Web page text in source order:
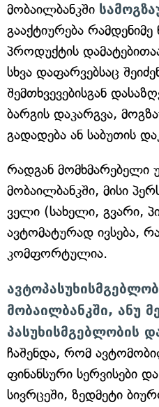
მობაილბანკში
გააქტიურება რამდენიმე
პროდუქტის
სხვა დაფარვებსაც
შემთხვევებისგან
ბარგის დაკარგვა,
გადადება ან საბუთის
რადგან მომხმარებელი
მობაილბანკში, მისი
ველი (სახელი, გვარი,
ავტომატურად ივსება,
კომფორტულია.
მობაილბანკში, ანუ
პასუხისმგებლობის
ჩაშენდა, რომ
ფინანსური სერვისები
სივრცეში, ზედმეტი